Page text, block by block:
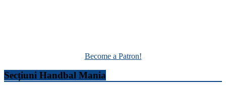
Become a Patron!
Secțiuni Handbal Mania